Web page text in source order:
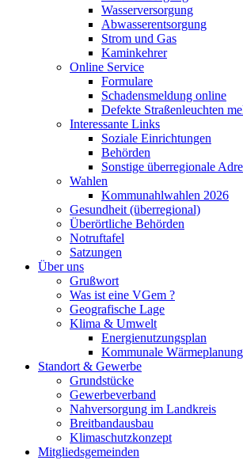
Wasserversorgung
Abwasserentsorgung
Strom und Gas
Kaminkehrer
Online Service
Formulare
Schadensmeldung online
Defekte Straßenleuchten
Interessante Links
Soziale Einrichtungen
Behörden
Sonstige überregionale
Wahlen
Kommunahlwahlen 2026
Gesundheit (überregional)
Überörtliche Behörden
Notruftafel
Satzungen
Über uns
Grußwort
Was ist eine VGem ?
Geografische Lage
Klima & Umwelt
Energienutzungsplan
Kommunale Wärmeplanung
Standort & Gewerbe
Grundstücke
Gewerbeverband
Nahversorgung im Landkreis
Breitbandausbau
Klimaschutzkonzept
Mitgliedsgemeinden